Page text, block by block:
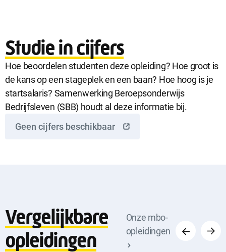
Studie in cijfers
Hoe beoordelen studenten deze opleiding? Hoe groot is
de kans op een stageplek en een baan? Hoe hoog is je
startsalaris? Samenwerking Beroepsonderwijs
Bedrijfsleven (SBB) houdt al deze informatie bij.
Geen cijfers beschikbaar
Vergelijkbare
opleidingen
Onze mbo-
opleidingen